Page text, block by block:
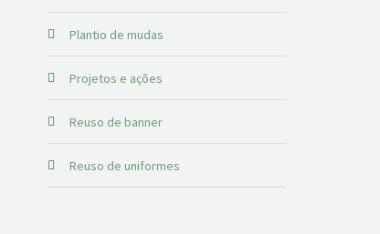
Plantio de mudas
Projetos e ações
Reuso de banner
Reuso de uniformes